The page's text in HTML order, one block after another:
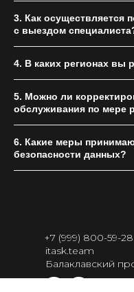
3. Как осуществляется
с выездом
4. В каких регионах вы
5. Можно ли
обслуживания по мере
6. Какие меры
безопасности данных?
itask.team
Балаклавский
+7 (999) 800-59-28